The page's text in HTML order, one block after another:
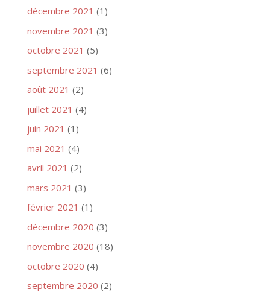
décembre 2021 (1)
novembre 2021 (3)
octobre 2021 (5)
septembre 2021 (6)
août 2021 (2)
juillet 2021 (4)
juin 2021 (1)
mai 2021 (4)
avril 2021 (2)
mars 2021 (3)
février 2021 (1)
décembre 2020 (3)
novembre 2020 (18)
octobre 2020 (4)
septembre 2020 (2)